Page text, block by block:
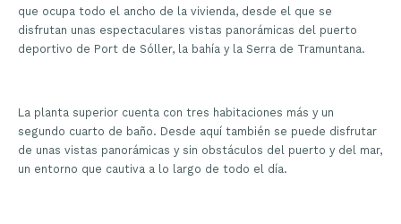
que ocupa todo el ancho de la vivienda, desde el que se
disfrutan unas espectaculares vistas panorámicas del puerto
deportivo de Port de Sóller, la bahía y la Serra de Tramuntana.
La planta superior cuenta con tres habitaciones más y un
segundo cuarto de baño. Desde aquí también se puede disfrutar
de unas vistas panorámicas y sin obstáculos del puerto y del mar,
un entorno que cautiva a lo largo de todo el día.